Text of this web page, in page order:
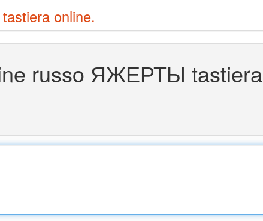
online.
russo ЯЖЕРТЫ tastiera